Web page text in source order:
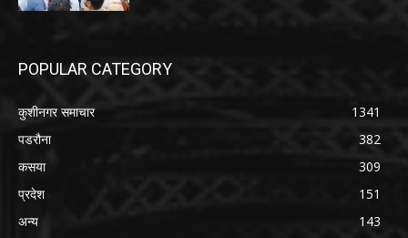
POPULAR CATEGORY
कुशीनगर समाचार
1341
पडरौना
382
कसया
309
प्रदेश
151
अन्य
143